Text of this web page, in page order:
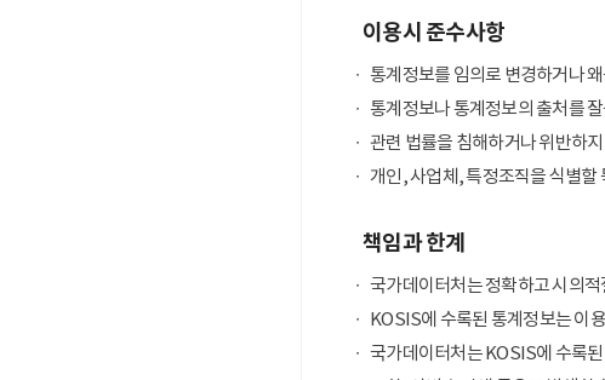
이용시 준수사항
통계정보를 임의로 변경하거나
통계정보나 통계정보의 출처를
관련 법률을 침해하거나 위반하
개인, 사업체, 특정조직을 식별할
책임과 한계
국가데이터처는 정확하고 시의
KOSIS에 수록된 통계정보는 이
국가데이터처는 KOSIS에 수록